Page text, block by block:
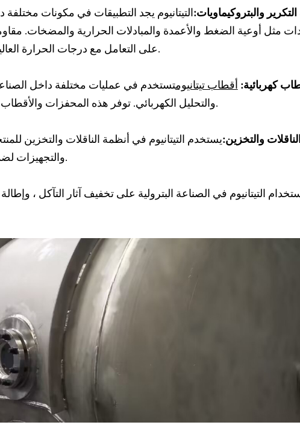
والبتروكيماويات:التيتانيوم يجد التطبيقات في مكونات
مثل أوعية الضغط والأعمدة والمبادلات الحرارية والمضخات. مقاومة
على التعامل مع درجات الحرارة العالية تجعله ذا قيمة في عمليات التكرير والمعالجة هذه.
كهربائية: أقطاب تيتانيومتستخدم في عمليات مختلفة داخل الصناعة
والتحليل الكهربائي. توفر هذه المحفزات والأقطاب الكهربائية كفاءة عالية وعمر طويل ومقاومة للتآكل.
والتخزين:يستخدم التيتانيوم في أنظمة الناقلات والتخزين
والتجهيزات لضمان مقاومة التآكل ونقاء المنتج أثناء النقل والتخزين.
التيتانيوم في الصناعة البترولية على تخفيف آثار التآكل ،